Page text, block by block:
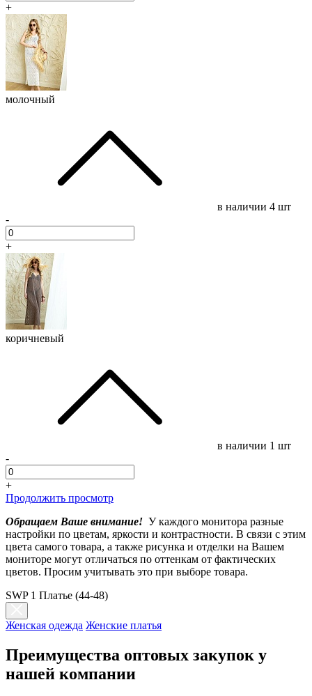
+
молочный
в наличии 4 шт
-
+
коричневый
в наличии 1 шт
-
+
Продолжить просмотр
Обращаем Ваше внимание! У каждого монитора разные
настройки по цветам, яркости и контрастности. В связи с этим
цвета самого товара, а также рисунка и отделки на Вашем
мониторе могут отличаться по оттенкам от фактических
цветов. Просим учитывать это при выборе товара.
SWP 1 Платье (44-48)
Женская одежда Женские платья
Преимущества оптовых закупок у
нашей компании